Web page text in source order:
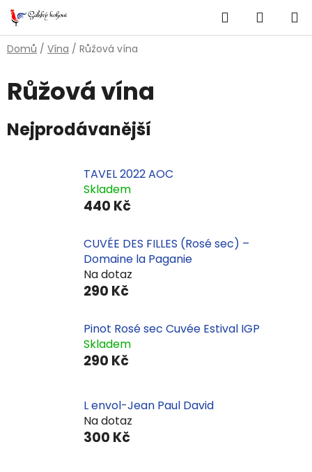
Přejít
na
obsah
Hledat
KOŠÍK
Domů / Vína / Růžová vína
Růžová vína
Nejprodávanější
TAVEL 2022 AOC
Skladem
440 Kč
CUVÉE DES FILLES (Rosé sec) –
Domaine la Paganie
Na dotaz
290 Kč
Pinot Rosé sec Cuvée Estival IGP
Skladem
290 Kč
L envol-Jean Paul David
Na dotaz
300 Kč